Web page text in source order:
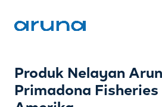
Produk Nelayan
Primadona